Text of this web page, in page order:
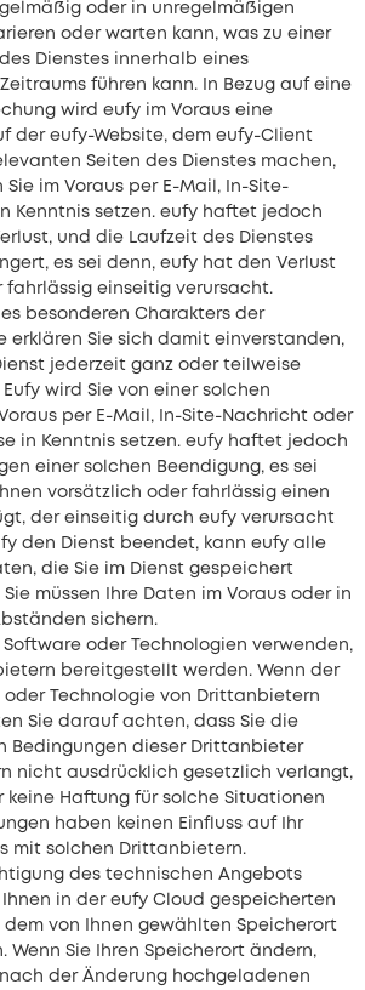
oder in unregelmäßigen
oder warten kann, was zu einer
Dienstes innerhalb eines
führen kann. In Bezug auf eine
wird eufy im Voraus eine
der eufy-Website, dem eufy-Client
Seiten des Dienstes machen,
im Voraus per E-Mail, In-Site-
Kenntnis setzen. eufy haftet jedoch
und die Laufzeit des Dienstes
es sei denn, eufy hat den Verlust
fahrlässig einseitig verursacht.
besonderen Charakters der
erklären Sie sich damit einverstanden,
jederzeit ganz oder teilweise
wird Sie von einer solchen
per E-Mail, In-Site-Nachricht oder
in Kenntnis setzen. eufy haftet jedoch
einer solchen Beendigung, es sei
vorsätzlich oder fahrlässig einen
der einseitig durch eufy verursacht
den Dienst beendet, kann eufy alle
die Sie im Dienst gespeichert
müssen Ihre Daten im Voraus oder in
sichern.
Software oder Technologien verwenden,
bereitgestellt werden. Wenn der
oder Technologie von Drittanbietern
Sie darauf achten, dass Sie die
Bedingungen dieser Drittanbieter
nicht ausdrücklich gesetzlich verlangt,
keine Haftung für solche Situationen
haben keinen Einfluss auf Ihr
mit solchen Drittanbietern.
des technischen Angebots
in der eufy Cloud gespeicherten
von Ihnen gewählten Speicherort
Wenn Sie Ihren Speicherort ändern,
der Änderung hochgeladenen